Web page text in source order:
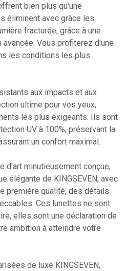
bien plus qu'une
éliminent avec grâce les
fracturée, grâce à une
Vous profiterez d'une
les conditions les plus
aux impacts et aux
ultime pour vos yeux,
les plus exigeants. Ils sont
UV à 100%, préservant la
un confort maximal.
d'art minutieusement conçue,
élégante de KINGSEVEN, avec
première qualité, des détails
Ces lunettes ne sont
elles sont une déclaration de
ambition à atteindre votre
de luxe KINGSEVEN,